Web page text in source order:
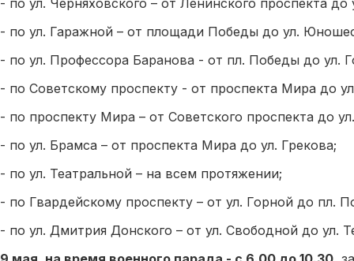
- по ул. Черняховского – от Ленинского проспекта до
- по ул. Гаражной – от площади Победы до ул.
- по ул. Профессора Баранова - от пл. Победы до ул.
- по Советскому проспекту - от проспекта Мира до
- по проспекту Мира – от Советского проспекта до
- по ул. Брамса – от проспекта Мира до ул. Грекова;
- по ул. Театральной – на всем протяжении;
- по Гвардейскому проспекту – от ул. Горной до пл.
- по ул. Дмитрия Донского – от ул. Свободной до ул.